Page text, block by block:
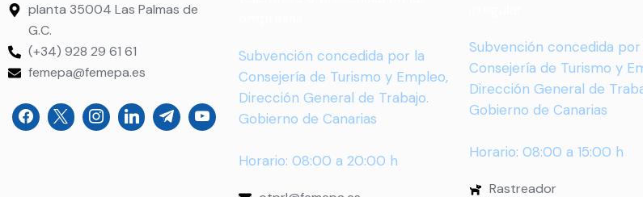
planta 35004 Las Palmas de
G.C.
(+34) 928 29 61 61
femepa@femepa.es
Subvención concedida por la
Consejería de Turismo y Empleo,
Dirección General de Trabajo.
Gobierno de Canarias
Horario: 08:00 a 20:00 h
Subvención concedida por
Consejería de Turismo y
Dirección General de
Gobierno de Canarias
Horario: 08:00 a 15:00 h
Rastreador